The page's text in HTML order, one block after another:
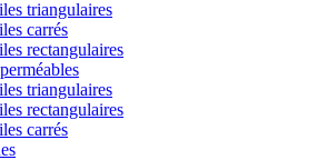
triangulaires
carrés
rectangulaires
triangulaires
rectangulaires
carrés